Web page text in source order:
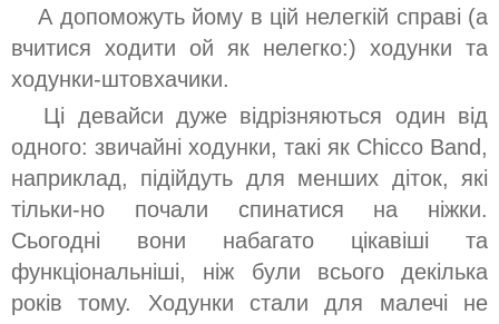
А допоможуть йому в цій нелегкій справі (а
вчитися ходити ой як нелегко:) ходунки та
ходунки-штовхачики.
Ці девайси дуже відрізняються один від
одного: звичайні ходунки, такі як Chicco Band,
наприклад, підійдуть для менших діток, які
тільки-но почали спинатися на ніжки.
Сьогодні вони набагато цікавіші та
функціональніші, ніж були всього декілька
років тому. Ходунки стали для малечі не